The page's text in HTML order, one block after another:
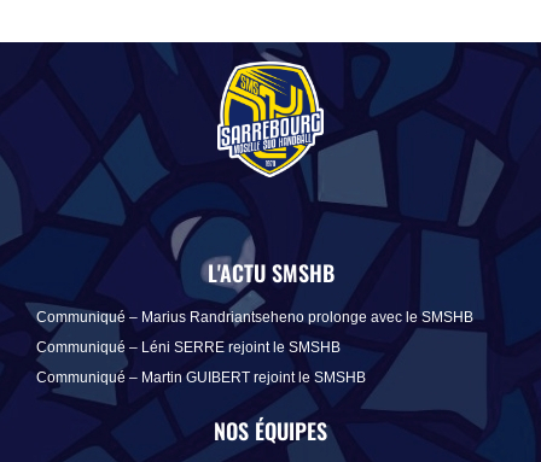
L'ACTU SMSHB
Communiqué – Marius Randriantseheno prolonge avec le SMSHB
Communiqué – Léni SERRE rejoint le SMSHB
Communiqué – Martin GUIBERT rejoint le SMSHB
NOS ÉQUIPES